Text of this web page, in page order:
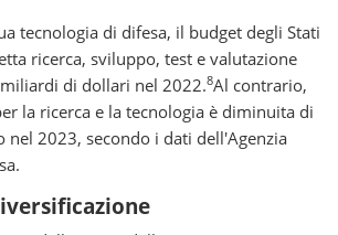
tecnologia di difesa, il budget degli Stati
ricerca, sviluppo, test e valutazione
di dollari nel 2022.8Al contrario,
la ricerca e la tecnologia è diminuita di
2023, secondo i dati dell'Agenzia